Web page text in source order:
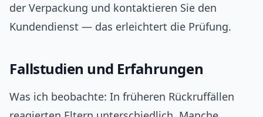
der Verpackung und kontaktieren Sie den
Kundendienst — das erleichtert die Prüfung.
Fallstudien und Erfahrungen
Was ich beobachte: In früheren Rückruffällen